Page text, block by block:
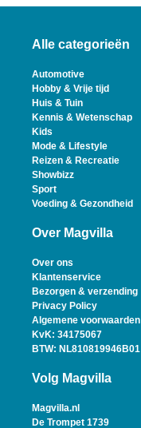
Alle categorieën
Automotive
Hobby & Vrije tijd
Huis & Tuin
Kennis & Wetenschap
Kids
Mode & Lifestyle
Reizen & Recreatie
Showbizz
Sport
Voeding & Gezondheid
Over Magvilla
Over ons
Klantenservice
Bezorgen & verzending
Privacy Policy
Algemene voorwaarden
KvK: 34175067
BTW: NL810819946B01
Volg Magvilla
Magvilla.nl
De Trompet 1739